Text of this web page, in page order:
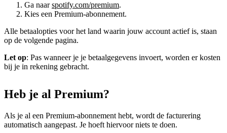
Ga naarspotify.com/premium.
Kies een Premium-abonnement.
Alle betaalopties voor het land waarin jouw account actief is, staan
op de volgende pagina.
Let op: Pas wanneer je je betaalgegevens invoert, worden er kosten
bij je in rekening gebracht.
Heb je al Premium?
Als je al een Premium-abonnement hebt, wordt de facturering
automatisch aangepast. Je hoeft hiervoor niets te doen.